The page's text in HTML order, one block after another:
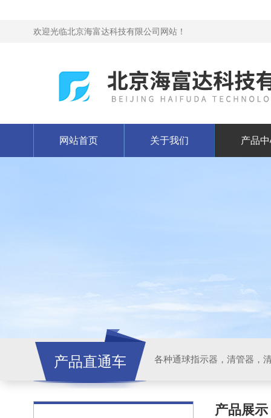
欢迎光临北京海富达科技有限公司网站！
网站首页 关于我们 产品
产品直通车 各种通球指示器，清管器，
产品展示